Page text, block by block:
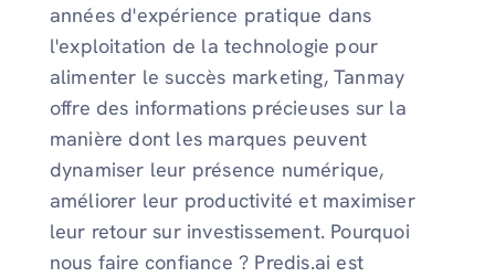
années d'expérience pratique dans
l'exploitation de la technologie pour
alimenter le succès marketing, Tanmay
offre des informations précieuses sur la
manière dont les marques peuvent
dynamiser leur présence numérique,
améliorer leur productivité et maximiser
leur retour sur investissement. Pourquoi
nous faire confiance ? Predis.ai est